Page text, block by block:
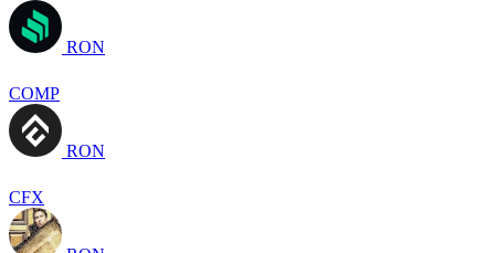
RON
COMP
RON
CFX